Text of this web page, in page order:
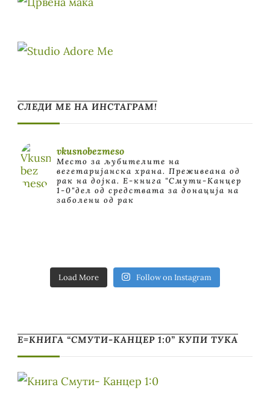
СЛЕДИ МЕ НА ИНСТАГРАМ!
vkusnobezmeso
Место за љубителите на
вегетаријанска храна. Преживеана од
рак на дојка. E-книга "Смути-Канцер
1-0"дел од средствата за донација на
заболени од рак
Load More Follow on Instagram
Е=КНИГА “СМУТИ-КАНЦЕР 1:0” КУПИ ТУКА